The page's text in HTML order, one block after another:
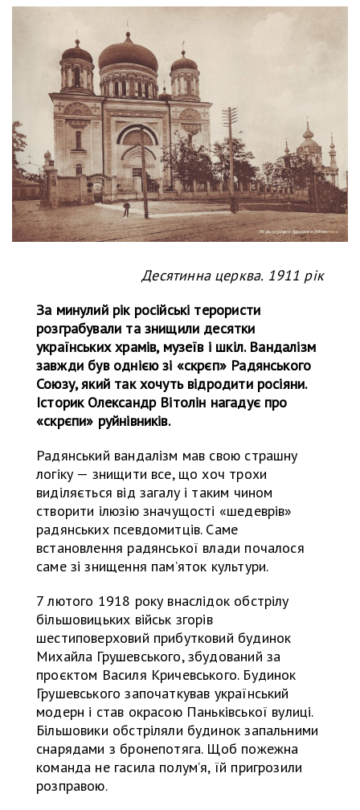
Десятинна церква. 1911 рік
За минулий рік російські терористи
розграбували та знищили десятки
українських храмів, музеїв і шкіл. Вандалізм
завжди був однією зі «скрєп» Радянського
Союзу, який так хочуть відродити росіяни.
Історик Олександр Вітолін нагадує про
«скрєпи» руйнівників.
Радянський вандалізм мав свою страшну
логіку — знищити все, що хоч трохи
виділяється від загалу і таким чином
створити ілюзію значущості «шедеврів»
радянських псевдомитців. Саме
встановлення радянської влади почалося
саме зі знищення пам’яток культури.
7 лютого 1918 року внаслідок обстрілу
більшовицьких військ згорів
шестиповерховий прибутковий будинок
Михайла Грушевського, збудований за
проєктом Василя Кричевського. Будинок
Грушевського започаткував український
модерн і став окрасою Паньківської вулиці.
Більшовики обстріляли будинок запальними
снарядами з бронепотяга. Щоб пожежна
команда не гасила полум’я, їй пригрозили
розправою.